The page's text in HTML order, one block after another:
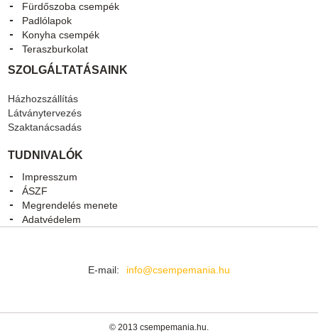
Fürdőszoba csempék
Padlólapok
Konyha csempék
Teraszburkolat
SZOLGÁLTATÁSAINK
Házhozszállítás
Látványtervezés
Szaktanácsadás
TUDNIVALÓK
Impresszum
ÁSZF
Megrendelés menete
Adatvédelem
E-mail: info@csempemania.hu
© 2013 csempemania.hu.